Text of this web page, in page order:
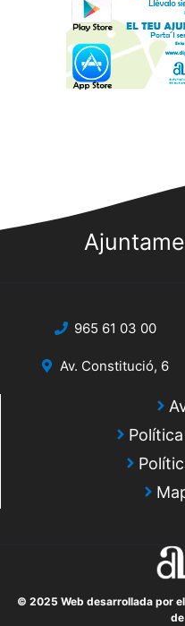
965 61 03 00
Av. Constitució, 6
© 2025 Web desarrollada por